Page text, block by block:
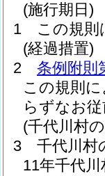
(施行期日)
1
この規則
(経過措置)
2
条例附則
この規則
らずなお
(千代川村
3
千代川村
11年千代